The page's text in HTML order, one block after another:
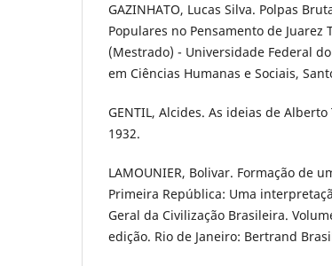
GAZINHATO, Lucas Silva. Polpas
Populares no Pensamento de Juarez
(Mestrado) - Universidade Federal
em Ciências Humanas e Sociais,
GENTIL, Alcides. As ideias de
1932.
LAMOUNIER, Bolivar. Formação de
Primeira República: Uma
Geral da Civilização Brasileira.
edição. Rio de Janeiro: Bertrand